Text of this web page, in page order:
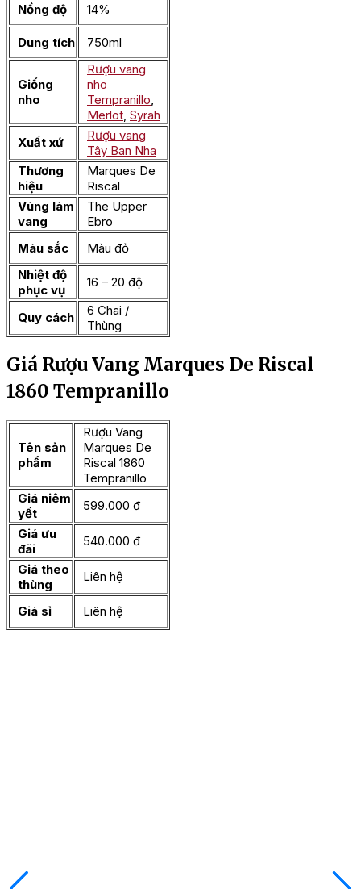
Nồng độ 14%
Dung tích 750ml
Giống
nho
Rượu vang
nho
Tempranillo
Merlot Syrah
Xuất xứ
Rượu vang
Tây Ban Nha
Thương
hiệu
Marques De
Riscal
Vùng làm
vang
The Upper
Ebro
Màu sắc
Màu đỏ
Nhiệt độ
phục vụ
16 – 20 độ
Quy cách
6 Chai /
Thùng
Giá Rượu Vang Marques De Riscal
1860 Tempranillo
Tên sản
phẩm
Rượu Vang
Marques De
Riscal 1860
Tempranillo
Giá niêm
yết
599.000 đ
Giá ưu
đãi
540.000 đ
Giá theo
thùng
Liên hệ
Giá sỉ Liên hệ